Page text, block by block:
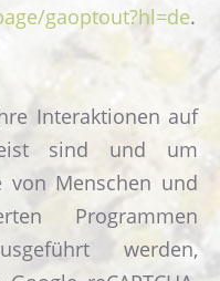
gaoptout?hl=de.
Interaktionen auf
sind und um
von Menschen und
Programmen
werden,